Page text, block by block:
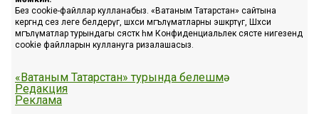
Без cookie-файллар кулланабыз. «Ватаным Татарстан» сайтына
кергәндә сез әлеге белдерүгә, шәхси мәгълүматларны эшкәртүгә, Шәхси
мәгълүматлар турындагы сәясәткә һәм Конфиденциальлек сәясәте нигезендә
cookie файлларын куллануга ризалашасыз.
«Ватаным Татарстан» турында белешмә
Редакция
Реклама